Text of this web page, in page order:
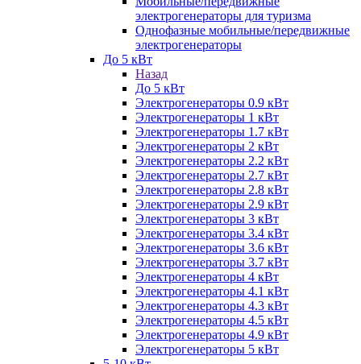
электрогенераторы для туризма
Однофазные мобильные/передвижные
электрогенераторы
До 5 кВт
Назад
До 5 кВт
Электрогенераторы 0.9 кВт
Электрогенераторы 1 кВт
Электрогенераторы 1.7 кВт
Электрогенераторы 2 кВт
Электрогенераторы 2.2 кВт
Электрогенераторы 2.7 кВт
Электрогенераторы 2.8 кВт
Электрогенераторы 2.9 кВт
Электрогенераторы 3 кВт
Электрогенераторы 3.4 кВт
Электрогенераторы 3.6 кВт
Электрогенераторы 3.7 кВт
Электрогенераторы 4 кВт
Электрогенераторы 4.1 кВт
Электрогенераторы 4.3 кВт
Электрогенераторы 4.5 кВт
Электрогенераторы 4.9 кВт
Электрогенераторы 5 кВт